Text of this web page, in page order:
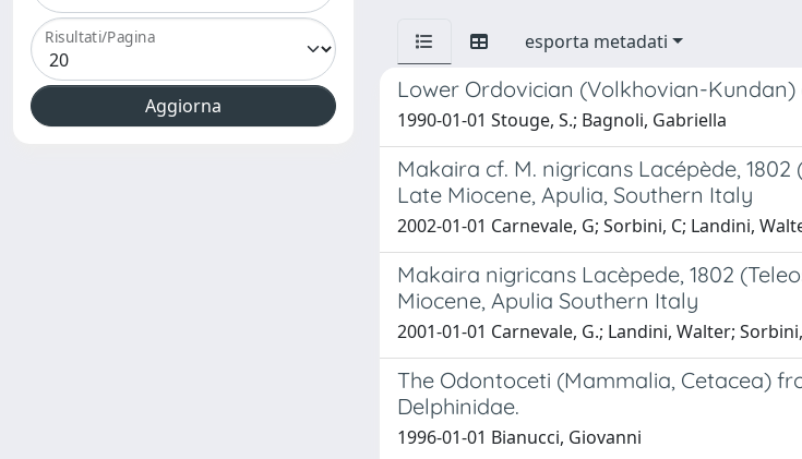
Risultati/Pagina esporta metadati
Lower Ordovician (Volkhovian-
1990-01-01 Stouge, S.; Bagnoli, Gabriella
Makaira cf. M. nigricans Lacépède,
Late Miocene, Apulia, Southern Italy
2002-01-01 Carnevale, G; Sorbini, C; Landini,
Makaira nigricans Lacèpede, 1802
Miocene, Apulia Southern Italy
2001-01-01 Carnevale, G.; Landini, Walter; Sorbini,
The Odontoceti (Mammalia, Cetacea)
Delphinidae.
1996-01-01 Bianucci, Giovanni